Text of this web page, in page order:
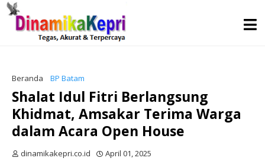
Beranda BP Batam
Shalat Idul Fitri Berlangsung
Khidmat, Amsakar Terima Warga
dalam Acara Open House
dinamikakepri.co.id April 01, 2025